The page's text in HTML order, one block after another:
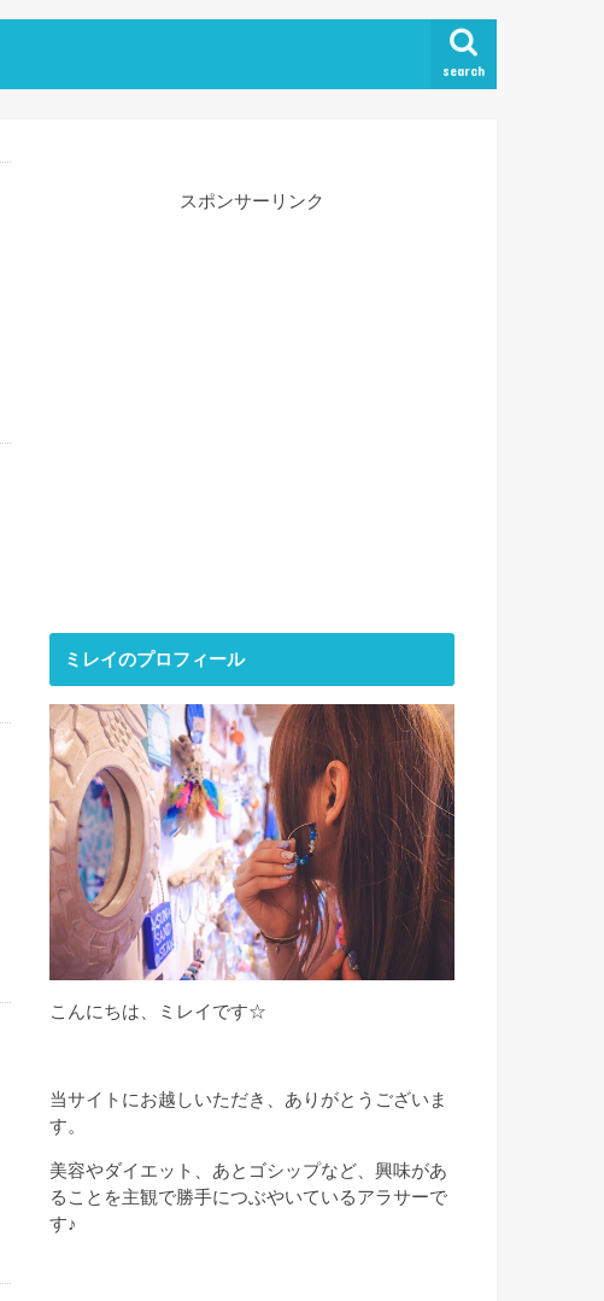
search
スポンサーリンク
ミレイのプロフィール
こんにちは、ミレイです☆
当サイトにお越しいただき、ありがとうございま
す。
美容やダイエット、あとゴシップなど、興味があ
ることを主観で勝手につぶやいているアラサーで
す♪